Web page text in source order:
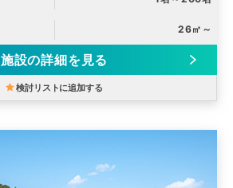
26㎡～
施設の詳細を見る
検討リストに追加する